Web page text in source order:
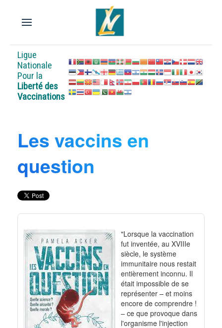
Ligue
Nationale
Pour la
Liberté des
Vaccinations
Les vaccins en
question
"Lorsque la vaccination
fut inventée, au XVIIIe
siècle, le système
immunitaire nous restait
entièrement inconnu. Il
était impossible de se
représenter – et moins
encore de comprendre !
– ce que provoque dans
l'organisme l'injection